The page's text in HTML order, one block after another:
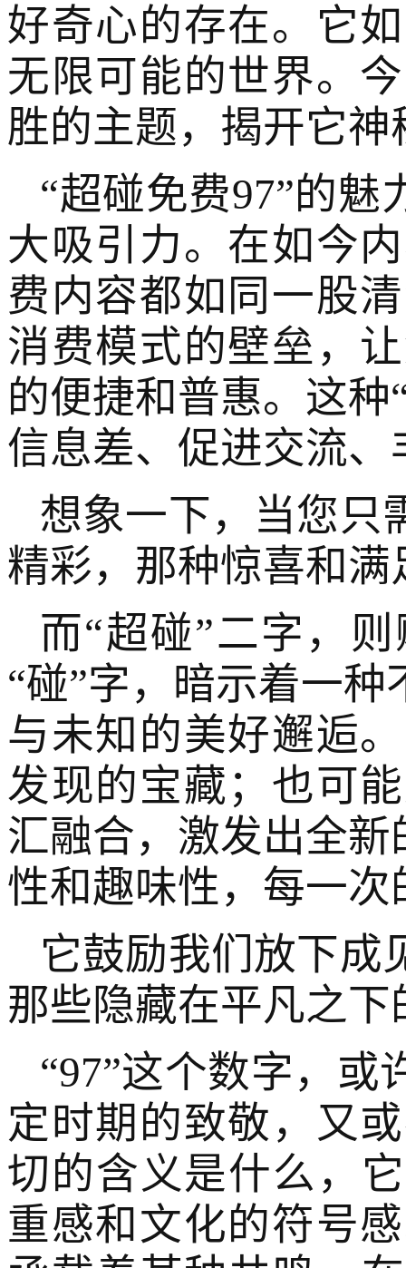
好奇心的存在。它
无限可能的世界。
胜的主题，揭开它
“超碰免费97”的魅
大吸引力。在如今
费内容都如同一股
消费模式的壁垒，
的便捷和普惠。这
信息差、促进交流
想象一下，当您只
精彩，那种惊喜和
而“超碰”二字，
“碰”字，暗示着一
与未知的美好邂逅
发现的宝藏；也可
汇融合，激发出全
性和趣味性，每一
它鼓励我们放下成
那些隐藏在平凡之下
“97”这个数字，
定时期的致敬，又
切的含义是什么，
重感和文化的符号